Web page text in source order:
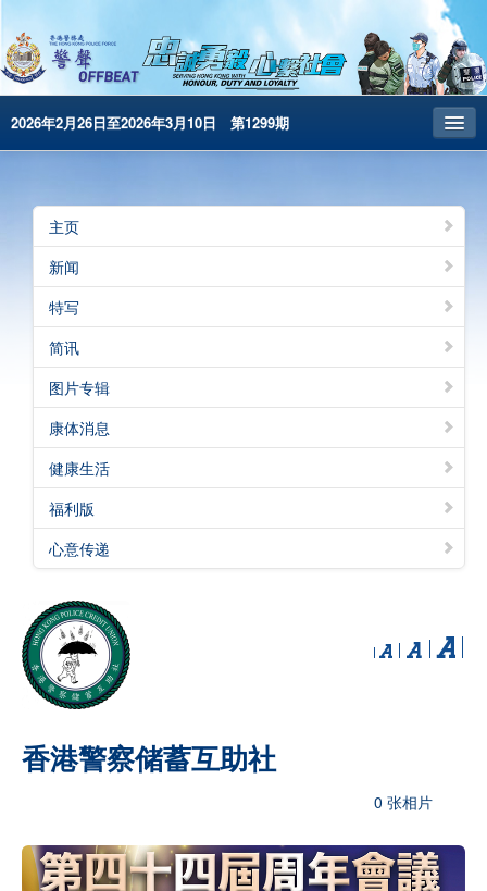
2026年2月26日至2026年3月10日 第1299期
昔日警声
警务处主页
繁體版
English
电子书版
警声特刊
主页
新闻
特写
简讯
图片专辑
康体消息
健康生活
福利版
心意传递
香港警察储蓄互助社
0 张相片